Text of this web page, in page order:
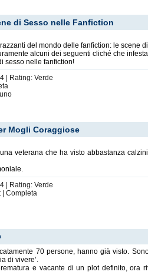
di Sesso nelle Fanfiction
del mondo delle fanfiction: le scene
alcuni dei seguenti cliché che
sesso nelle fanfiction!
| Rating: Verde
Mogli Coraggiose
veterana che ha visto abbastanza
| Rating: Verde
| Completa
70 persone, hanno già visto.
di vivere’.
e vacante di un plot definito,